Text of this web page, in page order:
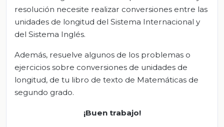
resolución necesite realizar conversiones entre las
unidades de longitud del Sistema Internacional y
del Sistema Inglés.
Además, resuelve algunos de los problemas o
ejercicios sobre conversiones de unidades de
longitud, de tu libro de texto de Matemáticas de
segundo grado.
¡Buen trabajo!